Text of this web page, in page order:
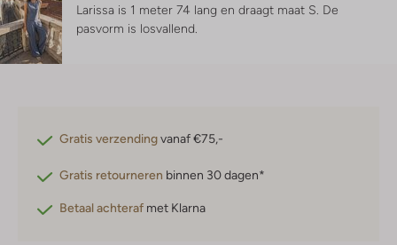
Larissa is 1 meter 74 lang en draagt maat S. De
pasvorm is losvallend
Gratis verzendingvanaf €75,-
Gratis retourneren binnen 30 dagen*
Betaal achteraf met Klarna